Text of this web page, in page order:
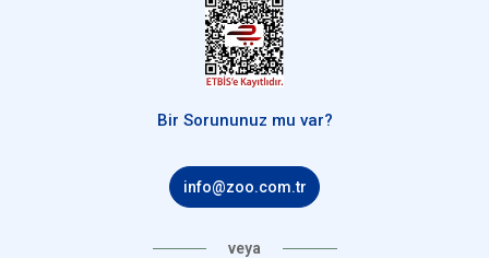
Bir Sorununuz mu var?
info@zoo.com.tr
veya